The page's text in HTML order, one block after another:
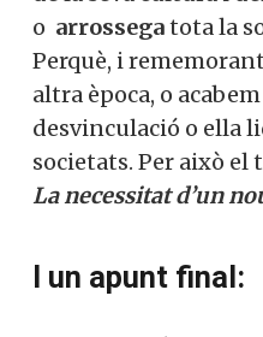
i es desenvolupa
del que s’ha apuntat
nivells increïbles de
clarament
que són encegats pel
senyals de la seva
de la
europea. Perquè, i